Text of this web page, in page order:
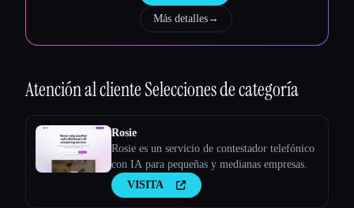
Más detalles→
Atención al clienteSelecciones de categoría
Rosie
Rosie es un servicio de contestador telefónico
con IA para pequeñas y medianas empresas.
VISITA